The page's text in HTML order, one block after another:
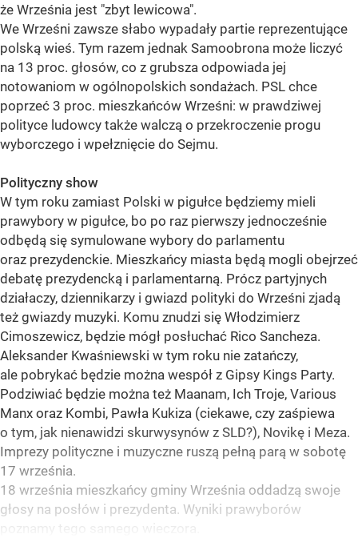
że Września jest "zbyt lewicowa".
We Wrześni zawsze słabo wypadały partie reprezentujące
polską wieś. Tym razem jednak Samoobrona może liczyć
na 13 proc. głosów, co z grubsza odpowiada jej
notowaniom w ogólnopolskich sondażach. PSL chce
poprzeć 3 proc. mieszkańców Wrześni: w prawdziwej
polityce ludowcy także walczą o przekroczenie progu
wyborczego i wpełznięcie do Sejmu.
Polityczny show
W tym roku zamiast Polski w pigułce będziemy mieli
prawybory w pigułce, bo po raz pierwszy jednocześnie
odbędą się symulowane wybory do parlamentu
oraz prezydenckie. Mieszkańcy miasta będą mogli obejrzeć
debatę prezydencką i parlamentarną. Prócz partyjnych
działaczy, dziennikarzy i gwiazd polityki do Wrześni zjadą
też gwiazdy muzyki. Komu znudzi się Włodzimierz
Cimoszewicz, będzie mógł posłuchać Rico Sancheza.
Aleksander Kwaśniewski w tym roku nie zatańczy,
ale pobrykać będzie można wespół z Gipsy Kings Party.
Podziwiać będzie można też Maanam, Ich Troje, Various
Manx oraz Kombi, Pawła Kukiza (ciekawe, czy zaśpiewa
o tym, jak nienawidzi skurwysynów z SLD?), Novikę i Meza.
Imprezy polityczne i muzyczne ruszą pełną parą w sobotę
17 września.
18 września mieszkańcy gminy Września oddadzą swoje
głosy na posłów i prezydenta. Wyniki prawyborów
poznamy tego samego wieczora.